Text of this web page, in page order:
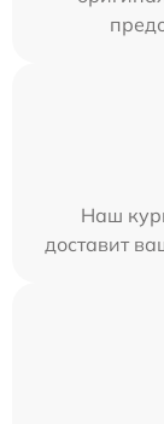
Наш
доставит